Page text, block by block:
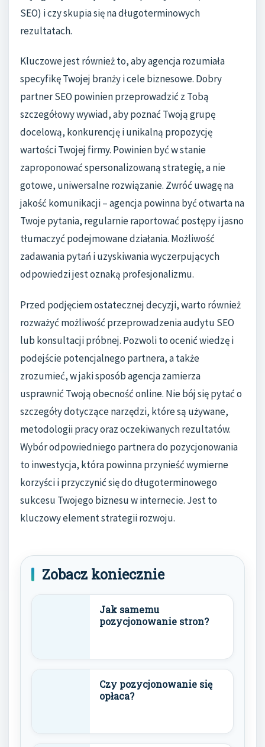
SEO) i czy skupia się na długoterminowych
rezultatach.
Kluczowe jest również to, aby agencja rozumiała
specyfikę Twojej branży i cele biznesowe. Dobry
partner SEO powinien przeprowadzić z Tobą
szczegółowy wywiad, aby poznać Twoją grupę
docelową, konkurencję i unikalną propozycję
wartości Twojej firmy. Powinien być w stanie
zaproponować spersonalizowaną strategię, a nie
gotowe, uniwersalne rozwiązanie. Zwróć uwagę na
jakość komunikacji – agencja powinna być otwarta na
Twoje pytania, regularnie raportować postępy i jasno
tłumaczyć podejmowane działania. Możliwość
zadawania pytań i uzyskiwania wyczerpujących
odpowiedzi jest oznaką profesjonalizmu.
Przed podjęciem ostatecznej decyzji, warto również
rozważyć możliwość przeprowadzenia audytu SEO
lub konsultacji próbnej. Pozwoli to ocenić wiedzę i
podejście potencjalnego partnera, a także
zrozumieć, w jaki sposób agencja zamierza
usprawnić Twoją obecność online. Nie bój się pytać o
szczegóły dotyczące narzędzi, które są używane,
metodologii pracy oraz oczekiwanych rezultatów.
Wybór odpowiedniego partnera do pozycjonowania
to inwestycja, która powinna przynieść wymierne
korzyści i przyczynić się do długoterminowego
sukcesu Twojego biznesu w internecie. Jest to
kluczowy element strategii rozwoju.
Zobacz koniecznie
Jak samemu
pozycjonowanie stron?
Czy pozycjonowanie się
opłaca?